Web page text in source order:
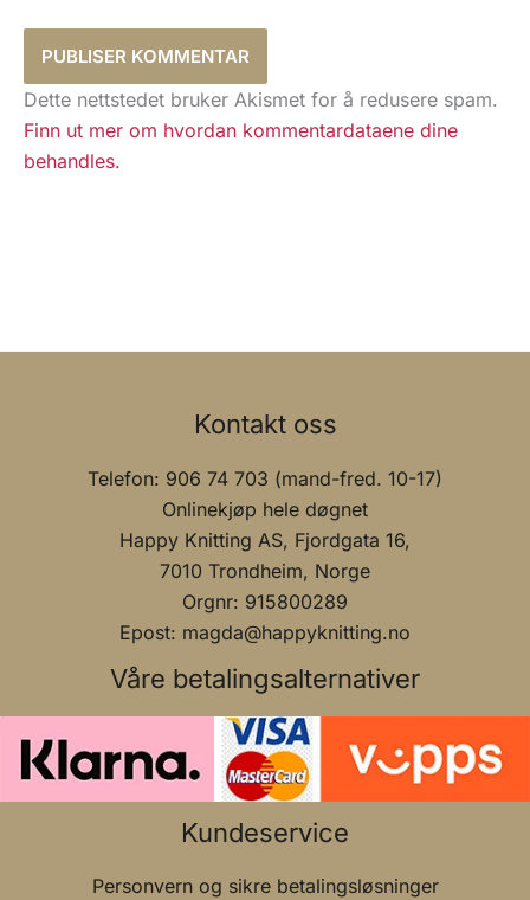
Dette nettstedet bruker Akismet for å redusere spam.
Finn ut mer om hvordan kommentardataene dine
behandles.
Kontakt oss
Telefon: 906 74 703 (mand-fred. 10-17)
Onlinekjøp hele døgnet
Happy Knitting AS, Fjordgata 16,
7010 Trondheim, Norge
Orgnr: 915800289
Epost: magda@happyknitting.no
Våre betalingsalternativer
Kundeservice
Personvern og sikre betalingsløsninger